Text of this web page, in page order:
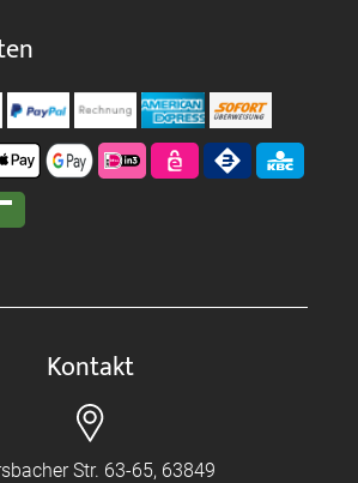
Kontakt
Str. 63-65, 63849